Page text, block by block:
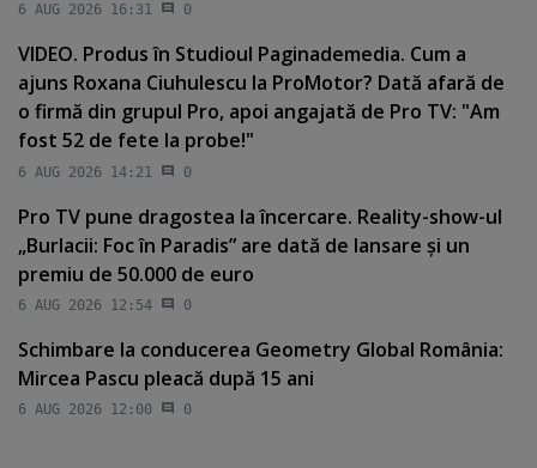
6 AUG 2026 16:31 0
VIDEO. Produs în Studioul Paginademedia. Cum a
ajuns Roxana Ciuhulescu la ProMotor? Dată afară de
o firmă din grupul Pro, apoi angajată de Pro TV: "Am
fost 52 de fete la probe!"
6 AUG 2026 14:21 0
Pro TV pune dragostea la încercare. Reality-show-ul
„Burlacii: Foc în Paradis” are dată de lansare şi un
premiu de 50.000 de euro
6 AUG 2026 12:54 0
Schimbare la conducerea Geometry Global România:
Mircea Pascu pleacă după 15 ani
6 AUG 2026 12:00 0